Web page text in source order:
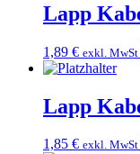
Lapp
1,89 € exkl. MwSt
Lapp
1,85 € exkl. MwSt